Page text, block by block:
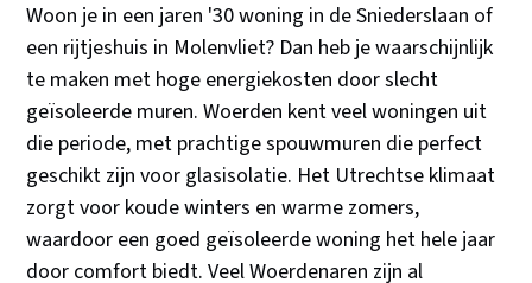
Woon je in een jaren '30 woning in de Sniederslaan of
een rijtjeshuis in Molenvliet? Dan heb je waarschijnlijk
te maken met hoge energiekosten door slecht
geïsoleerde muren. Woerden kent veel woningen uit
die periode, met prachtige spouwmuren die perfect
geschikt zijn voor glasisolatie. Het Utrechtse klimaat
zorgt voor koude winters en warme zomers,
waardoor een goed geïsoleerde woning het hele jaar
door comfort biedt. Veel Woerdenaren zijn al